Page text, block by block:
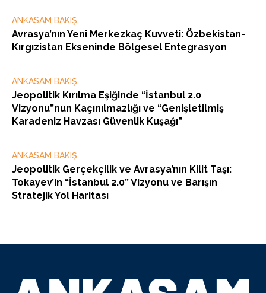
ANKASAM BAKIŞ
Avrasya’nın Yeni Merkezkaç Kuvveti: Özbekistan-
Kırgızistan Ekseninde Bölgesel Entegrasyon
ANKASAM BAKIŞ
Jeopolitik Kırılma Eşiğinde “İstanbul 2.0
Vizyonu”nun Kaçınılmazlığı ve “Genişletilmiş
Karadeniz Havzası Güvenlik Kuşağı”
ANKASAM BAKIŞ
Jeopolitik Gerçekçilik ve Avrasya’nın Kilit Taşı:
Tokayev’in “İstanbul 2.0” Vizyonu ve Barışın
Stratejik Yol Haritası